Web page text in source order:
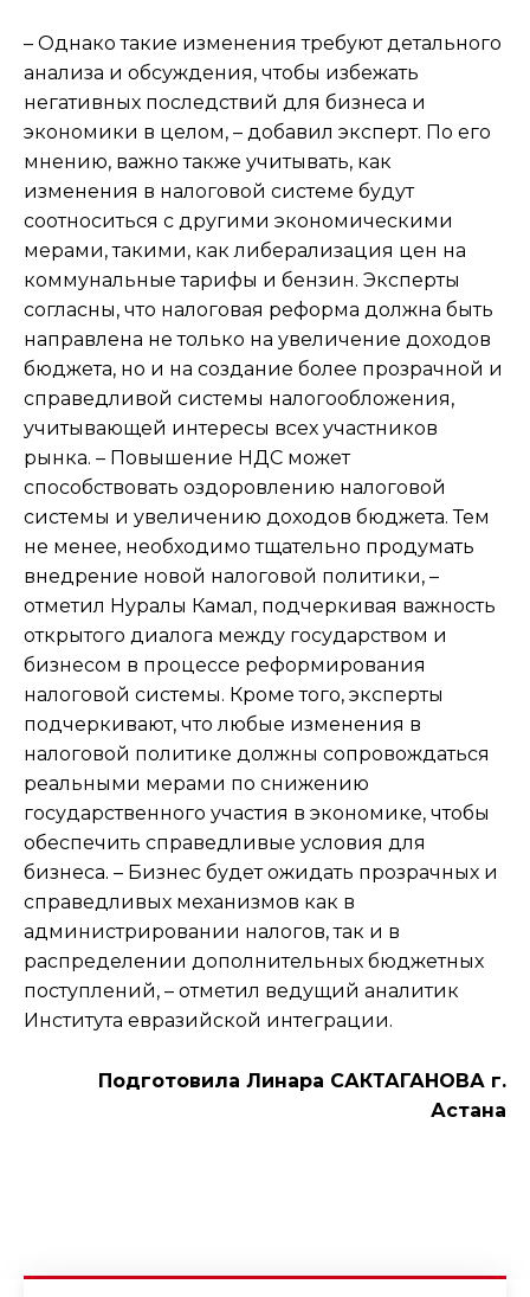
– Однако такие изменения требуют детального
анализа и обсуждения, чтобы избежать
негативных последствий для бизнеса и
экономики в целом, – добавил эксперт. По его
мнению, важно также учитывать, как
изменения в налоговой системе будут
соотноситься с другими экономическими
мерами, такими, как либерализация цен на
коммунальные тарифы и бензин. Эксперты
согласны, что налоговая реформа должна быть
направлена не только на увеличение доходов
бюджета, но и на создание более прозрачной и
справедливой системы налогообложения,
учитывающей интересы всех участников
рынка. – Повышение НДС может
способствовать оздоровлению налоговой
системы и увеличению доходов бюджета. Тем
не менее, необходимо тщательно продумать
внедрение новой налоговой политики, –
отметил Нуралы Камал, подчеркивая важность
открытого диалога между государством и
бизнесом в процессе реформирования
налоговой системы. Кроме того, эксперты
подчеркивают, что любые изменения в
налоговой политике должны сопровождаться
реальными мерами по снижению
государственного участия в экономике, чтобы
обеспечить справедливые условия для
бизнеса. – Бизнес будет ожидать прозрачных и
справедливых механизмов как в
администрировании налогов, так и в
распределении дополнительных бюджетных
поступлений, – отметил ведущий аналитик
Института евразийской интеграции.
Подготовила Линара САКТАГАНОВА г.
Астана